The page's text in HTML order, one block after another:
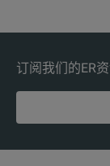
订阅我们的ER